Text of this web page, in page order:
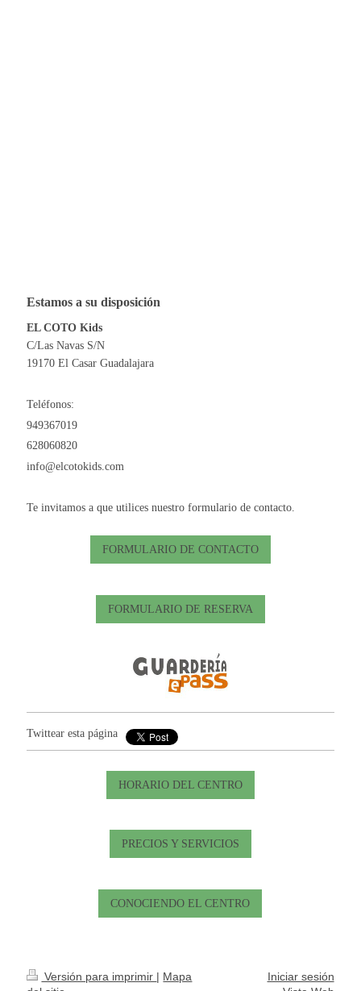
Estamos a su disposición
EL COTO Kids
C/Las Navas S/N
19170 El Casar Guadalajara
Teléfonos:
949367019
628060820
info@elcotokids.com
Te invitamos a que utilices nuestro formulario de contacto.
FORMULARIO DE CONTACTO
FORMULARIO DE RESERVA
Twittear esta página
HORARIO DEL CENTRO
PRECIOS Y SERVICIOS
CONOCIENDO EL CENTRO
Versión para imprimir | Mapa
Iniciar sesión